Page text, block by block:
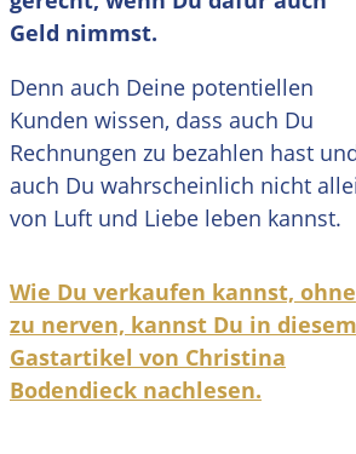
Geld nimmst.
Denn auch Deine potentiellen
Kunden wissen, dass auch Du
Rechnungen zu bezahlen hast
auch Du wahrscheinlich nicht
von Luft und Liebe leben kannst.
Wie Du verkaufen kannst, ohne
zu nerven, kannst Du in diesem
Gastartikel von Christina
Bodendieck nachlesen.